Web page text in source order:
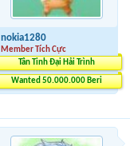
nokia1280
Member Tích Cực
Tân Tinh Đại Hải Trình
Wanted 50.000.000 Beri